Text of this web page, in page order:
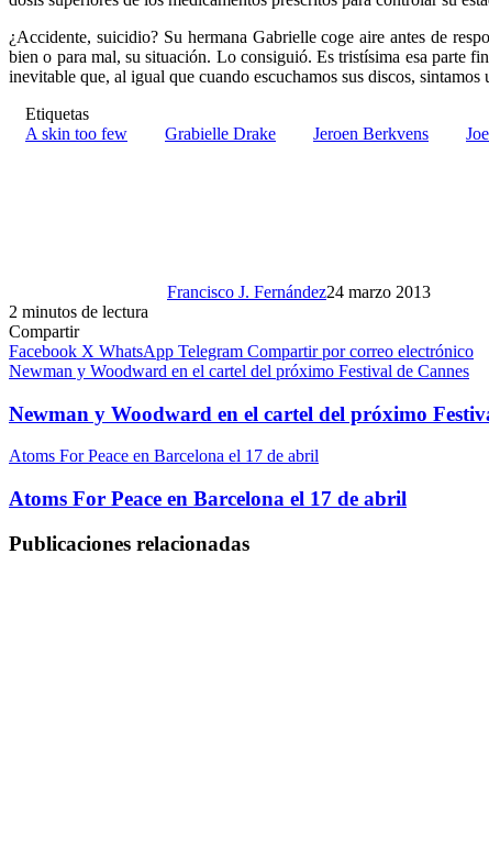
¿Accidente, suicidio? Su hermana Gabrielle coge aire antes de
bien o para mal, su situación. Lo consiguió. Es tristísima esa parte
inevitable que, al igual que cuando escuchamos sus discos,
Etiquetas
A skin too few
Grabielle Drake Jeroen Berkvens
Francisco J. Fernández24 marzo 2013
2 minutos de lectura
Compartir
Facebook X WhatsApp Telegram Compartir por correo electrónico
Newman y Woodward en el cartel del próximo Festival de Cannes
Newman y Woodward en el cartel del próximo
Atoms For Peace en Barcelona el 17 de abril
Atoms For Peace en Barcelona el 17 de abril
Publicaciones relacionadas